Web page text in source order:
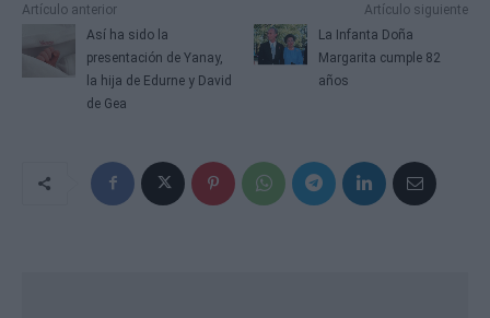
Artículo anterior
Así ha sido la
presentación de Yanay,
la hija de Edurne y David
de Gea
Artículo siguiente
La Infanta Doña
Margarita cumple 82
años